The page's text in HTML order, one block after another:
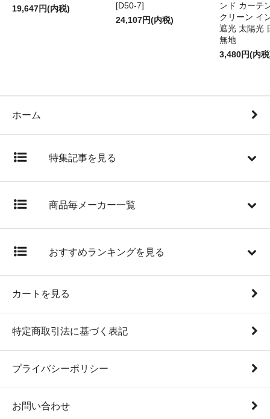
19,647円(内税)
[D50-7]
24,107円(内税)
ンド カーテ
クリーン イ
遮光 太陽光
無地
3,480円(内
ホーム
特集記事を見る
商品毎メーカー一覧
おすすめランキングを見る
カートを見る
特定商取引法に基づく表記
プライバシーポリシー
お問い合わせ